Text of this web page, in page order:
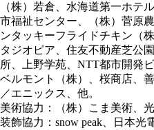
（株）若倉、水海道第一ホテ
市福祉センター、（株）菅原
ンタッキーフライドチキン（
タジオピア、住友不動産芝公
所、上野学苑、NTT都市開発
ベルモント（株）、桜商店、
／エニックス、他。
美術協力：（株）こま美術、
装飾協力：snow peak、日本光